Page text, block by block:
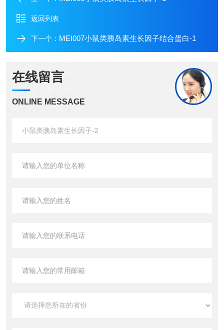
返回列表
下一个： MEI007小鼠类胰岛素生长因子结合蛋白-1
在线留言
ONLINE MESSAGE